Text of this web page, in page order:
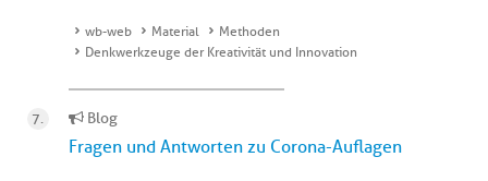
wb-web Material
Methoden
Denkwerkzeuge der Kreativität und Innovation
Blog
Fragen und Antworten zu Corona-Auflagen